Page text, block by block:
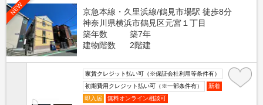
NEW
京急本線・久里浜線/鶴見市場駅 徒歩8分
神奈川県横浜市鶴見区元宮１丁目
築年数
築7年
建物階数
2階建
家賃クレジット払い可（※保証会社利用等条件有）
初期費用クレジット払い可（※一部条件有）
新着
即入居
無料オンライン相談可